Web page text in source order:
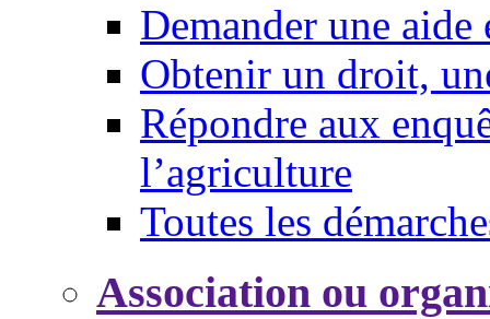
Demander une aide
Obtenir un droit,
Répondre aux
l’agriculture
Toutes les
Association ou